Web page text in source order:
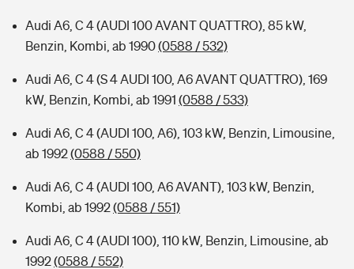
Audi A6, C 4 (AUDI 100 AVANT QUATTRO), 85 kW,
Benzin, Kombi, ab 1990(0588 / 532)
Audi A6, C 4 (S 4 AUDI 100, A6 AVANT QUATTRO), 169
kW, Benzin, Kombi, ab 1991 (0588 / 533)
Audi A6, C 4 (AUDI 100, A6), 103 kW, Benzin, Limousine,
ab 1992(0588 / 550)
Audi A6, C 4 (AUDI 100, A6 AVANT), 103 kW, Benzin,
Kombi, ab 1992(0588 / 551)
Audi A6, C 4 (AUDI 100), 110 kW, Benzin, Limousine, ab
1992(0588 / 552)